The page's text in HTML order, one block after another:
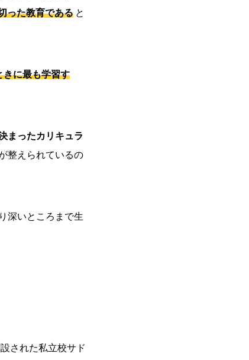
った教育である と
きに最も学習す
まったカリキュラ
整えられているの
深いところまで生
された私立校サド